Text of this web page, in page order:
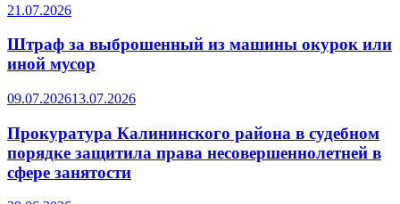
21.07.2026
Штраф за выброшенный из машины окурок или
иной мусор
09.07.202613.07.2026
Прокуратура Калининского района в судебном
порядке защитила права несовершеннолетней в
сфере занятости